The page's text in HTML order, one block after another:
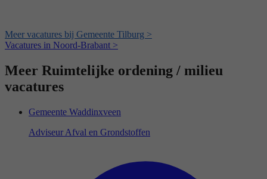
Meer vacatures bij Gemeente Tilburg >
Vacatures in Noord-Brabant >
Meer Ruimtelijke ordening / milieu
vacatures
Gemeente Waddinxveen
Adviseur Afval en Grondstoffen